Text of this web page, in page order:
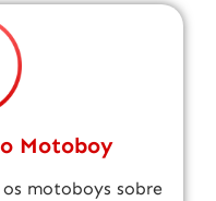
Motoboy
motoboys sobre